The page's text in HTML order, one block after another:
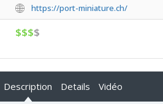
https://port-miniature.ch/
$$$$
Description Details Vidéo